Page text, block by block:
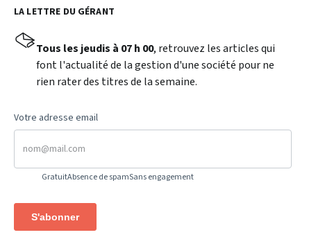
LA LETTRE DU GÉRANT
Tous les jeudis à 07 h 00, retrouvez les articles qui
font l'actualité de la gestion d'une société pour ne
rien rater des titres de la semaine.
Votre adresse email
GratuitAbsence de spamSans engagement
S'abonner